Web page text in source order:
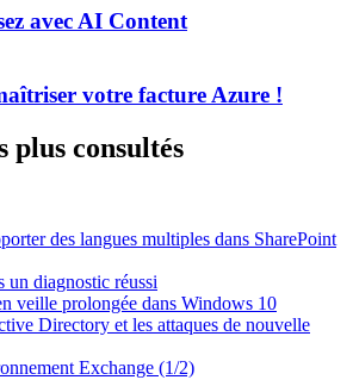
avec AI Content
votre facture Azure !
plus consultés
des langues multiples dans SharePoint
un diagnostic réussi
veille prolongée dans Windows 10
Directory et les attaques de nouvelle
Exchange (1/2)